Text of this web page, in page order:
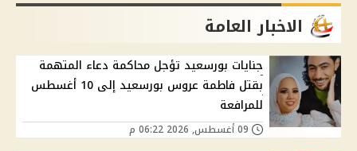
الاخبار العامة
جنايات بورسعيد تؤجل محاكمة دعاء المتهمة
بقتل فاطمة عروس بورسعيد إلى 10 أغسطس
للمرافعة